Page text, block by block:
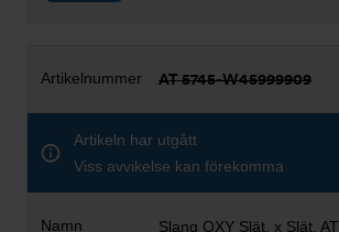
AT 5745-W45999909
Artikeln har utgått
Viss avvikelse kan förekomma
Slang OXY Slät. x Slät. AT